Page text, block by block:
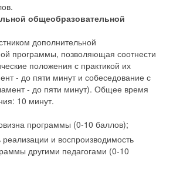
общеобразовательной
дополнительной
программы, позволяющая соотнести
положения с практикой их
- до пяти минут и собеседование с
- до пяти минут). Общее время
10 минут.
программы (0-10 баллов);
реализации и воспроизводимость
другими педагогами (0-10